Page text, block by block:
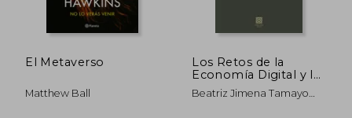
El Metaverso
Matthew Ball
Los Retos de la
Economía Digital y la
Propuesta de "Ley de
Mercados Digitales"
Beatriz Jimena Tamayo